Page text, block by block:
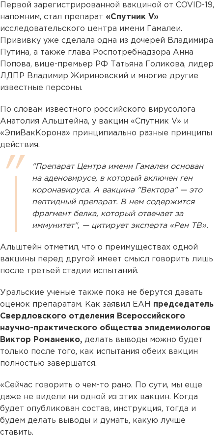
Первой зарегистрированной вакциной от COVID-19,
напомним, стал препарат «Спутник V»
исследовательского центра имени Гамалеи.
Прививку уже сделала одна из дочерей Владимира
Путина, а также глава Роспотребнадзора Анна
Попова, вице-премьер РФ Татьяна Голикова, лидер
ЛДПР Владимир Жириновский и многие другие
известные персоны.
По словам известного российского вирусолога
Анатолия Альштейна, у вакцин «Спутник V» и
«ЭпиВакКорона» принципиально разные принципы
действия.
"Препарат Центра имени Гамалеи основан
на аденовирусе, в который включен ген
коронавируса. А вакцина "Вектора" — это
пептидный препарат. В нем содержится
фрагмент белка, который отвечает за
иммунитет", — цитирует эксперта «Рен ТВ».
Альштейн отметил, что о преимуществах одной
вакцины перед другой имеет смысл говорить лишь
после третьей стадии испытаний.
Уральские ученые также пока не берутся давать
оценок препаратам. Как заявил ЕАН председатель
Свердловского отделения Всероссийского
научно-практического общества эпидемиологов
Виктор Романенко, делать выводы можно будет
только после того, как испытания обеих вакцин
полностью завершатся.
«Сейчас говорить о чем-то рано. По сути, мы еще
даже не видели ни одной из этих вакцин. Когда
будет опубликован состав, инструкция, тогда и
будем делать выводы и думать, какую лучше
ставить.